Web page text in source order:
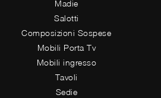
Madie
Salotti
Composizioni Sospese
Mobili Porta Tv
Mobili ingresso
Tavoli
Sedie